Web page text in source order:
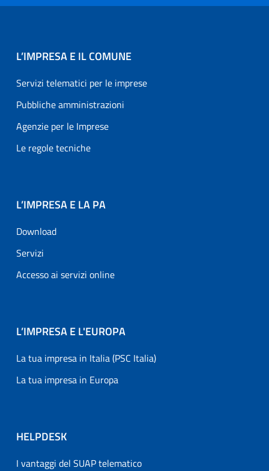
L’IMPRESA E IL COMUNE
Servizi telematici per le imprese
Pubbliche amministrazioni
Agenzie per le Imprese
Le regole tecniche
L’IMPRESA E LA PA
Download
Servizi
Accesso ai servizi online
L’IMPRESA E L'EUROPA
La tua impresa in Italia (PSC Italia)
La tua impresa in Europa
HELPDESK
I vantaggi del SUAP telematico